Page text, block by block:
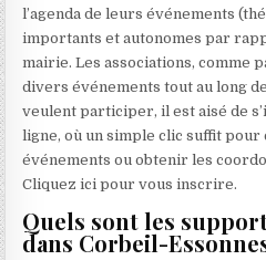
l’agenda de leurs événements
importants et autonomes par
mairie. Les associations, comme
divers événements tout au long
veulent participer, il est aisé de
ligne, où un simple clic suffit pour
événements ou obtenir les
Cliquez ici pour vous inscrire.
Quels sont les
dans Corbeil-